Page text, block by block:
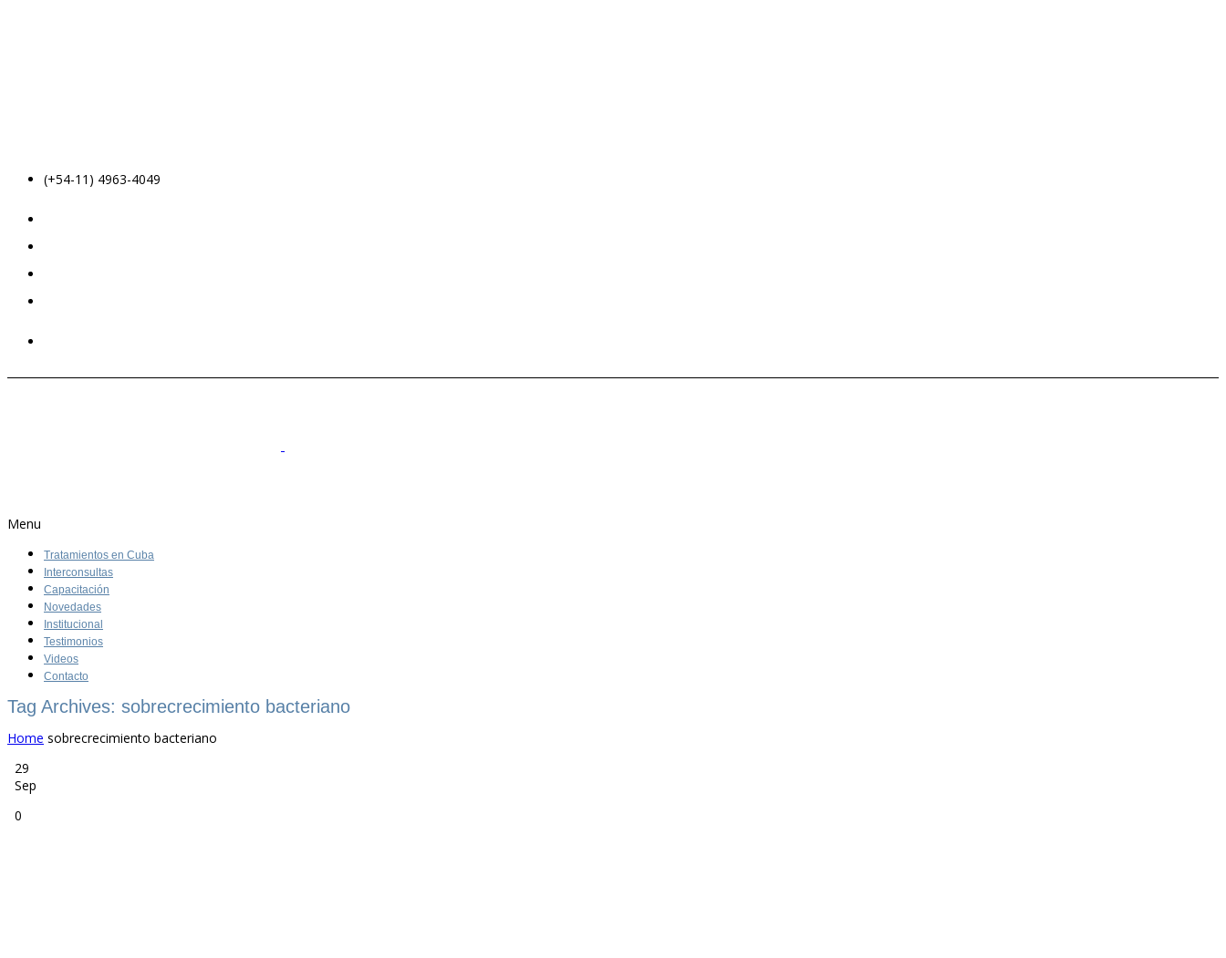
(+54-11) 4963-4049
Menu
Tratamientos en Cuba
Interconsultas
Capacitación
Novedades
Institucional
Testimonios
Videos
Contacto
Tag Archives: sobrecrecimiento bacteriano
Home sobrecrecimiento bacteriano
29
Sep
0